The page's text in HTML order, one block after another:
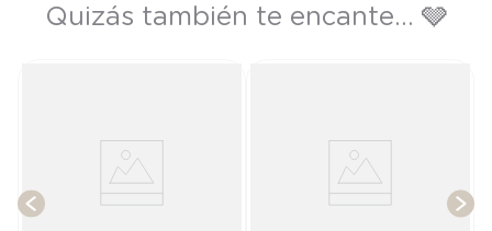
Quizás también te encante... 🩶